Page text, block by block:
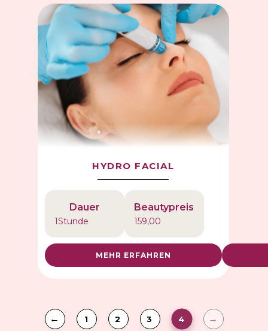
HYDRO FACIAL
Dauer
1Stunde
Beautypreis
159,00
MEHR ERFAHREN
1 2 3 4